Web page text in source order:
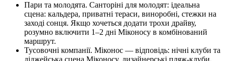
Пари та молодята. Санторіні для молодят: ідеальна
сцена: кальдера, приватні тераси, виноробні, стежки на
заході сонця. Якщо хочеться додати трохи драйву,
розумно включити 1–2 дні Міконосу в комбінований
маршрут.
Тусовочні компанії. Міконос — відповідь: нічні клуби та